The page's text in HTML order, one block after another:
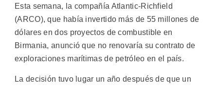
Esta semana, la compañía Atlantic-Richfield
(ARCO), que había invertido más de 55 millones de
dólares en dos proyectos de combustible en
Birmania, anunció que no renovaría su contrato de
exploraciones marítimas de petróleo en el país.
La decisión tuvo lugar un año después de que un